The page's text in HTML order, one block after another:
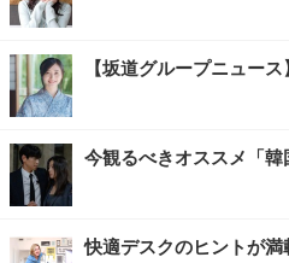
【坂道グループニュー
今観るべきオススメ「韓
快適デスクのヒントが